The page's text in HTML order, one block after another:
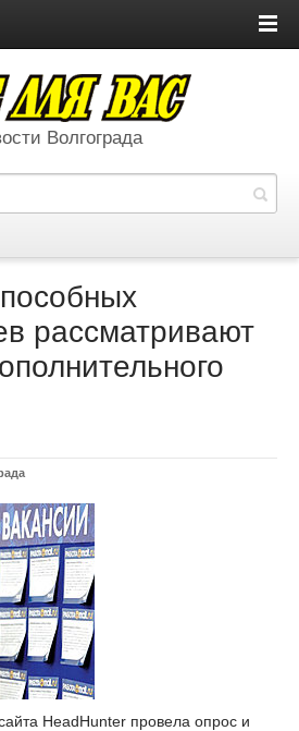
Волгограда
рассматривают
HeadHunter провела опрос и